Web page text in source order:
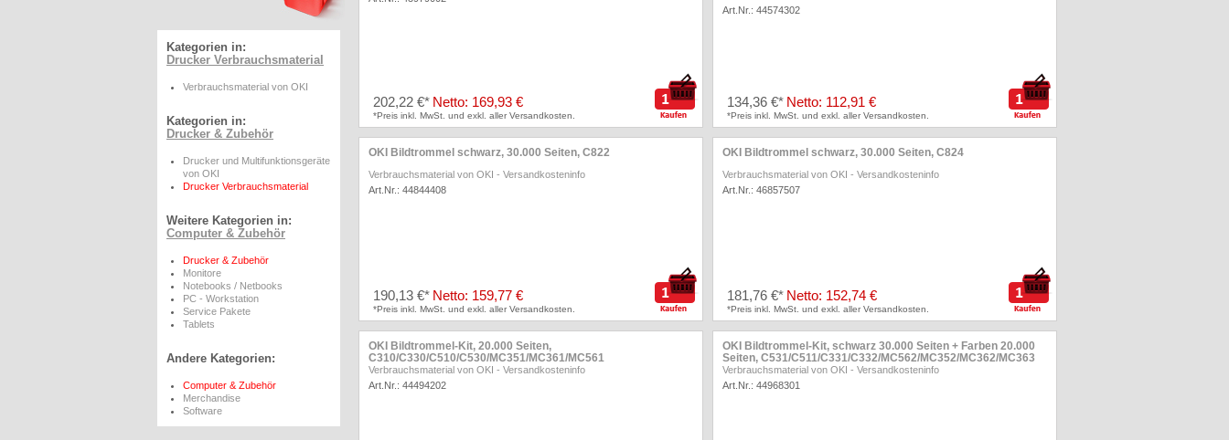
Kategorien in:
Drucker Verbrauchsmaterial
Verbrauchsmaterial von OKI
Kategorien in:
Drucker & Zubehör
Drucker und Multifunktionsgeräte
von OKI
Drucker Verbrauchsmaterial
Weitere Kategorien in:
Computer & Zubehör
Drucker & Zubehör
Monitore
Notebooks / Netbooks
PC - Workstation
Service Pakete
Tablets
Andere Kategorien:
Computer & Zubehör
Merchandise
Software
202,22 €* Netto: 169,93 €
*Preis inkl. MwSt. und exkl. aller Versandkosten.
134,36 €* Netto: 112,91 €
*Preis inkl. MwSt. und exkl. aller Versandkosten.
Art.Nr.: 44574302
190,13 €* Netto: 159,77 €
*Preis inkl. MwSt. und exkl. aller Versandkosten.
OKI Bildtrommel schwarz, 30.000 Seiten, C822
Verbrauchsmaterial von OKI - Versandkosteninfo
Art.Nr.: 44844408
181,76 €* Netto: 152,74 €
*Preis inkl. MwSt. und exkl. aller Versandkosten.
OKI Bildtrommel schwarz, 30.000 Seiten, C824
Verbrauchsmaterial von OKI - Versandkosteninfo
Art.Nr.: 46857507
OKI Bildtrommel-Kit, 20.000 Seiten,
C310/C330/C510/C530/MC351/MC361/MC561
Verbrauchsmaterial von OKI - Versandkosteninfo
Art.Nr.: 44494202
OKI Bildtrommel-Kit, schwarz 30.000 Seiten + Farben 20.000
Seiten, C531/C511/C331/C332/MC562/MC352/MC362/MC363
Verbrauchsmaterial von OKI - Versandkosteninfo
Art.Nr.: 44968301